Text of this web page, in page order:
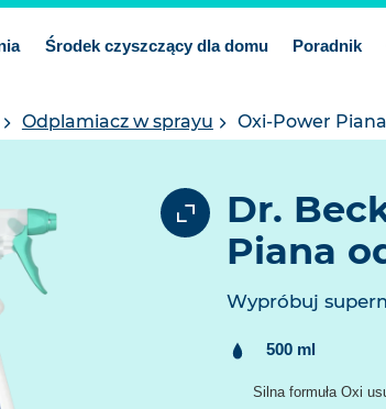
Środek czyszczący dla domu Poradnik
Odplamiacz w sprayu Oxi-Power
Dr.
Piana
Wypróbuj
Treść:500 ml
Silna formuła Oxi